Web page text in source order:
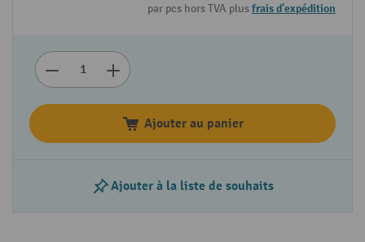
par pcs hors TVA plusfrais d'expédition
Ajouter au panier
Ajouter à la liste de souhaits